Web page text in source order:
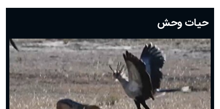
دعای روز بیستم ماه رمضان؛ ۱۹ اسفند ۱۴۰۴
دعای روز هشتم ماه مبارک رمضان؛ ۷ اسفند ماه ۱۴۰۴
دعای روز هفتم ماه رمضان؛ ۶ اسفند ۱۴۰۴
دعای روز ششم ماه رمضان؛ ۵ اسفند ۱۴۰۴
دعای روز پنجم ماه رمضان؛ ۴ اسفند ۱۴۰۴
دعای روز چهارم ماه مبارک رمضان؛ ۳ اسفند ۱۴۰۴
دعای روز سوم ماه مبارک رمضان؛ ۱۴ اسفند ۱۴۰۴
دعای روز دوم ماه مبارک رمضان ۱ اسفند ماه ۱۴۰۴
حیات وحش